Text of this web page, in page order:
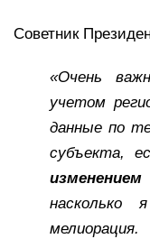
Советник
«Очень
учетом
данные по
субъекта,
насколько